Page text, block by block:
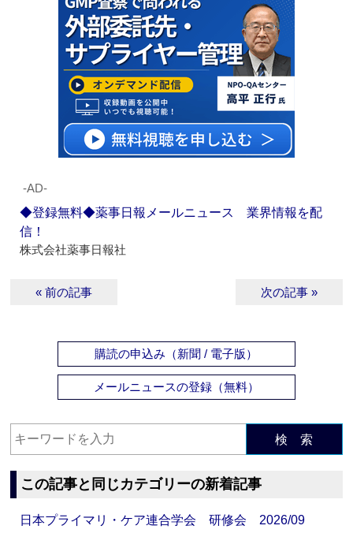
‐AD‐
◆登録無料◆薬事日報メールニュース 業界情報を配
信！
株式会社薬事日報社
« 前の記事 次の記事 »
購読の申込み（新聞 / 電子版）
メールニュースの登録（無料）
検 索
この記事と同じカテゴリーの新着記事
日本プライマリ・ケア連合学会 研修会 2026/09